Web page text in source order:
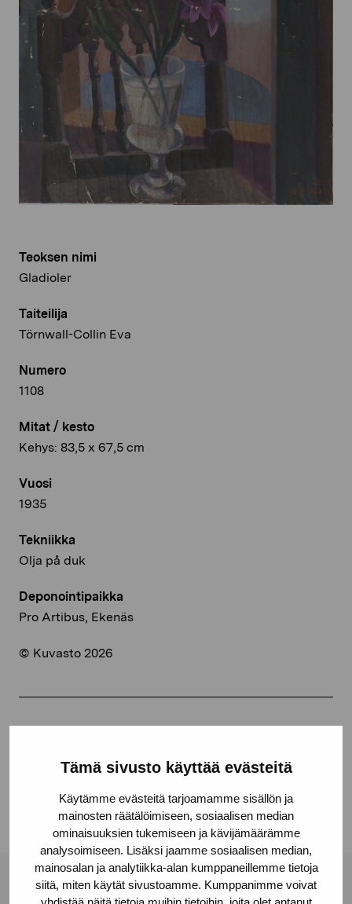
Tämä sivusto käyttää evästeitä
Käytämme evästeitä tarjoamamme sisällön ja
mainosten räätälöimiseen, sosiaalisen median
ominaisuuksien tukemiseen ja kävijämäärämme
analysoimiseen. Lisäksi jaamme sosiaalisen median,
mainosalan ja analytiikka-alan kumppaneillemme tietoja
siitä, miten käytät sivustoamme. Kumppanimme voivat
Teoksen nimi
Gladioler
Taiteilija
Törnwall-Collin Eva
Numero
1108
Mitat / kesto
Kehys: 83,5 x 67,5 cm
Vuosi
1935
Tekniikka
Olja på duk
Deponointipaikka
Pro Artibus, Ekenäs
© Kuvasto 2026
Facebook
Pro Artibus -säätiö